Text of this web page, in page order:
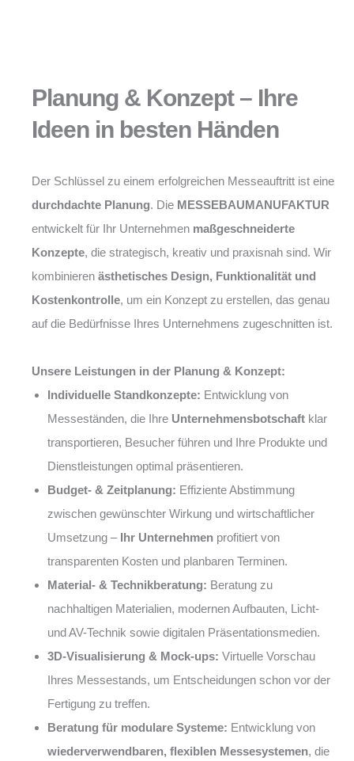
Planung & Konzept – Ihre
Ideen in besten Händen
Der Schlüssel zu einem erfolgreichen Messeauftritt ist eine
durchdachte Planung. Die MESSEBAUMANUFAKTUR
entwickelt für Ihr Unternehmen maßgeschneiderte
Konzepte, die strategisch, kreativ und praxisnah sind. Wir
kombinieren ästhetisches Design, Funktionalität und
Kostenkontrolle, um ein Konzept zu erstellen, das genau
auf die Bedürfnisse Ihres Unternehmens zugeschnitten ist.
Unsere Leistungen in der Planung & Konzept:
Individuelle Standkonzepte: Entwicklung von
Messeständen, die Ihre Unternehmensbotschaft klar
transportieren, Besucher führen und Ihre Produkte und
Dienstleistungen optimal präsentieren.
Budget- & Zeitplanung: Effiziente Abstimmung
zwischen gewünschter Wirkung und wirtschaftlicher
Umsetzung – Ihr Unternehmen profitiert von
transparenten Kosten und planbaren Terminen.
Material- & Technikberatung: Beratung zu
nachhaltigen Materialien, modernen Aufbauten, Licht-
und AV-Technik sowie digitalen Präsentationsmedien.
3D-Visualisierung & Mock-ups: Virtuelle Vorschau
Ihres Messestands, um Entscheidungen schon vor der
Fertigung zu treffen.
Beratung für modulare Systeme: Entwicklung von
wiederverwendbaren, flexiblen Messesystemen, die